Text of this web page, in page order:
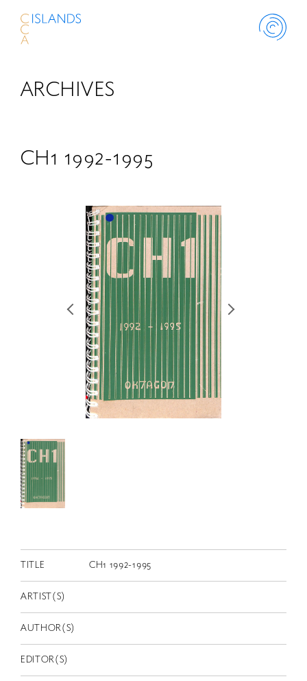
ABOUT
LIBRARY
SCHOLARSHIP
RETRACE
コンサート
出演者
出版物
スカラシップ受賞者
ARCHIVES
CH1 1992-1995
TITLE CH1 1992-1995
ARTIST(S)
AUTHOR(S)
EDITOR(S)